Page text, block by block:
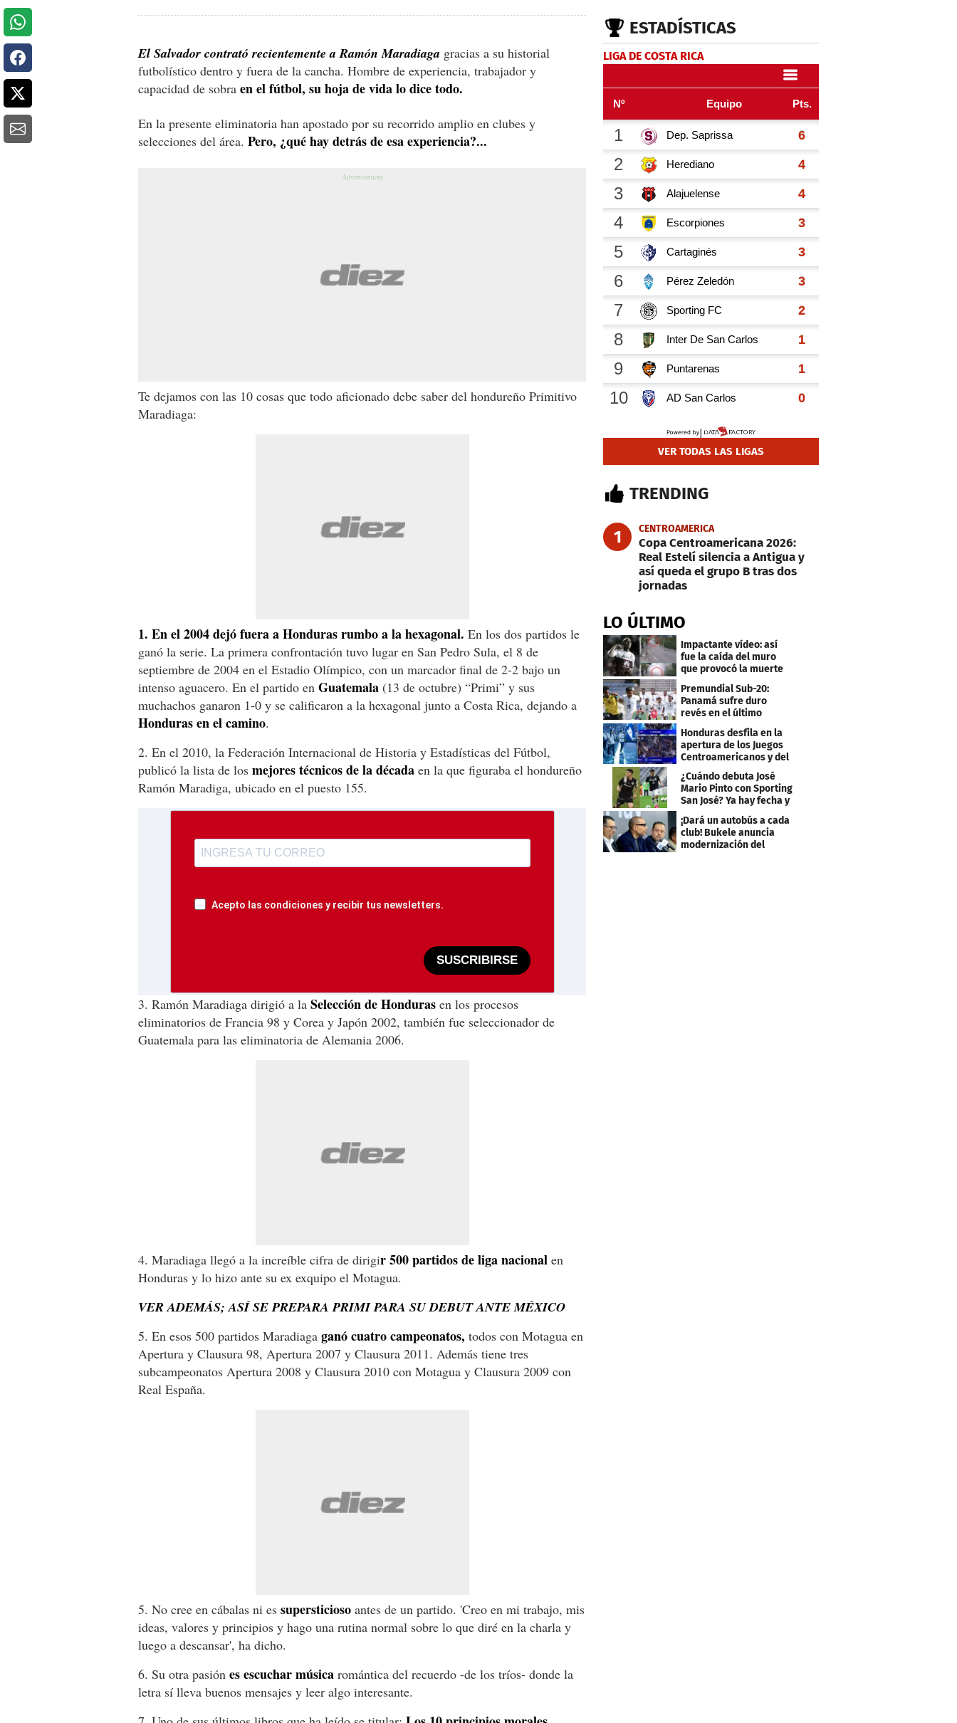
El Salvador contrató recientemente a Ramón Maradiaga gracias a su historial
futbolístico dentro y fuera de la cancha. Hombre de experiencia, trabajador y
capacidad de sobra en el fútbol, su hoja de vida lo dice todo.
En la presente eliminatoria han apostado por su recorrido amplio en clubes y
selecciones del área. Pero, ¿qué hay detrás de esa experiencia?...
Te dejamos con las 10 cosas que todo aficionado debe saber del hondureño Primitivo
Maradiaga:
1. En el 2004 dejó fuera a Honduras rumbo a la hexagonal. En los dos partidos le
ganó la serie. La primera confrontación tuvo lugar en San Pedro Sula, el 8 de
septiembre de 2004 en el Estadio Olímpico, con un marcador final de 2-2 bajo un
intenso aguacero. En el partido en Guatemala (13 de octubre) “Primi” y sus
muchachos ganaron 1-0 y se calificaron a la hexagonal junto a Costa Rica, dejando a
Honduras en el camino.
2. En el 2010, la Federación Internacional de Historia y Estadísticas del Fútbol,
publicó la lista de los mejores técnicos de la década en la que figuraba el hondureño
Ramón Maradiga, ubicado en el puesto 155.
Acepto las condiciones y recibir tus newsletters.
SUSCRIBIRSE
3. Ramón Maradiaga dirigió a la Selección de Honduras en los procesos
eliminatorios de Francia 98 y Corea y Japón 2002, también fue seleccionador de
Guatemala para las eliminatoria de Alemania 2006.
4. Maradiaga llegó a la increíble cifra de dirigir 500 partidos de liga nacional en
Honduras y lo hizo ante su ex exquipo el Motagua.
VER ADEMÁS; ASÍ SE PREPARA PRIMI PARA SU DEBUT ANTE MÉXICO
5. En esos 500 partidos Maradiaga ganó cuatro campeonatos, todos con Motagua en
Apertura y Clausura 98, Apertura 2007 y Clausura 2011. Además tiene tres
subcampeonatos Apertura 2008 y Clausura 2010 con Motagua y Clausura 2009 con
Real España.
5. No cree en cábalas ni es supersticioso antes de un partido. 'Creo en mi trabajo, mis
ideas, valores y principios y hago una rutina normal sobre lo que diré en la charla y
luego a descansar', ha dicho.
6. Su otra pasión es escuchar música romántica del recuerdo -de los tríos- donde la
letra sí lleva buenos mensajes y leer algo interesante.
ESTADÍSTICAS
LIGA DE COSTA RICA
VER TODAS LAS LIGAS
TRENDING
1 CENTROAMERICA
Copa Centroamericana 2026:
Real Estelí silencia a Antigua y
así queda el grupo B tras dos
jornadas
LO ÚLTIMO
Impactante vídeo: así
fue la caída del muro
que provocó la muerte
de Tássio Maia
Premundial Sub-20:
Panamá sufre duro
revés en el último
minuto y se aleja de 4tos
Honduras desfila en la
apertura de los Juegos
Centroamericanos y del
Caribe 2026
¿Cuándo debuta José
Mario Pinto con Sporting
San José? Ya hay fecha y
¡Dará un autobús a cada
club! Bukele anuncia
modernización del